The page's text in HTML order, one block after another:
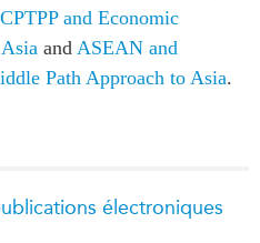
and Economic
and ASEAN and
Path Approach to Asia.
électroniques